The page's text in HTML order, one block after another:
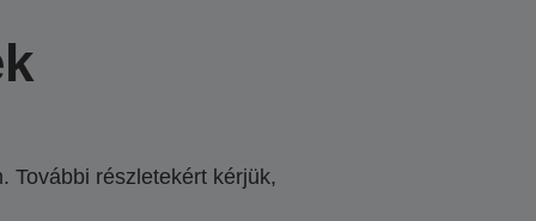
További részletekért kérjük,